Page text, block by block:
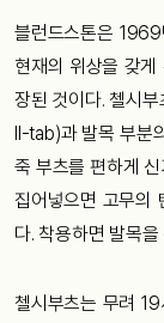
블런드스톤은
현재의 위상을 갖
장된 것이다. 첼시
ll-tab)과 발목 부분
죽 부츠를 편하게
집어넣으면 고무의
다. 착용하면 발목
첼시부츠는 무려